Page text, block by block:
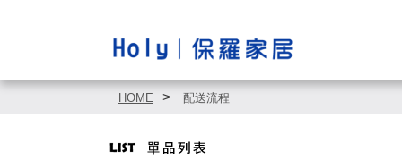
HOME 配送流程